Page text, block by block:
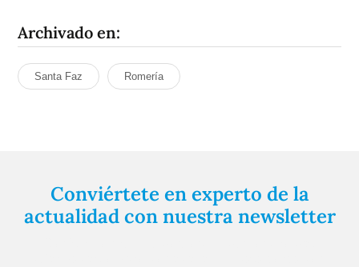
Archivado en:
Santa Faz Romería
Conviértete en experto de la
actualidad con nuestra newsletter